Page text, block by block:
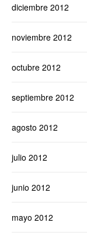
diciembre 2012
noviembre 2012
octubre 2012
septiembre 2012
agosto 2012
julio 2012
junio 2012
mayo 2012